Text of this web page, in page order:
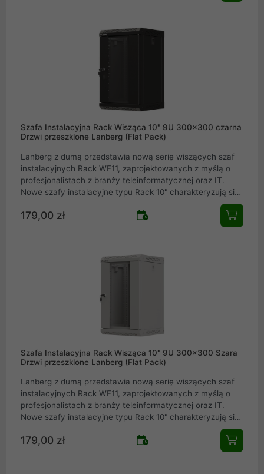
firmach, jak i w serwerowniach oraz centrach danych.
montażowe, możliwość montażu wentylatora bez
zabierania przestrzeni na wyposażenie czy dostęp
Szafa Instalacyjna Rack Wisząca 10" 9U 300x300 czarna
Drzwi przeszklone Lanberg (Flat Pack)
Lanberg z dumą przedstawia nową serię wiszących szaf
instalacyjnych Rack WF11, zaprojektowanych z myślą o
profesjonalistach z branży teleinformatycznej oraz IT.
Nowe szafy instalacyjne typu Rack 10" charakteryzują się
zarówno w domowych sieciach IT, małych i średnich
firmach, jak i w serwerowniach oraz centrach danych.
179,00 zł
Szafa Instalacyjna Rack Wisząca 10" 9U 300x300 Szara
Drzwi przeszklone Lanberg (Flat Pack)
Lanberg z dumą przedstawia nową serię wiszących szaf
instalacyjnych Rack WF11, zaprojektowanych z myślą o
profesjonalistach z branży teleinformatycznej oraz IT.
Nowe szafy instalacyjne typu Rack 10" charakteryzują się
zarówno w domowych sieciach IT, małych i średnich
firmach, jak i w serwerowniach oraz centrach danych.
179,00 zł